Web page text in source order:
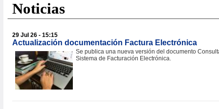
Noticias
29 Jul 26 - 15:15
Actualización documentación Factura Electrónica
Se publica una nueva versión del documento
Sistema de Facturación Electrónica.